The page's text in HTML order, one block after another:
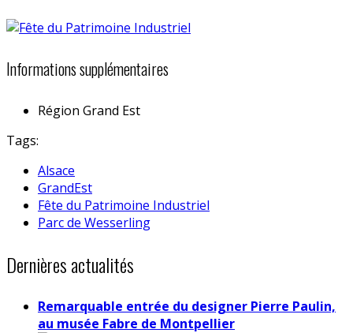
Informations supplémentaires
Région Grand Est
Tags:
Alsace
GrandEst
Fête du Patrimoine Industriel
Parc de Wesserling
Dernières actualités
Remarquable entrée du designer Pierre Paulin,
au musée Fabre de Montpellier